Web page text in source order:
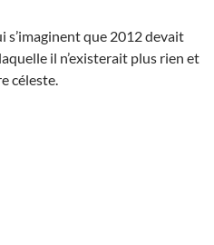
s’imaginent que 2012 devait
il n’existerait plus rien et
céleste.